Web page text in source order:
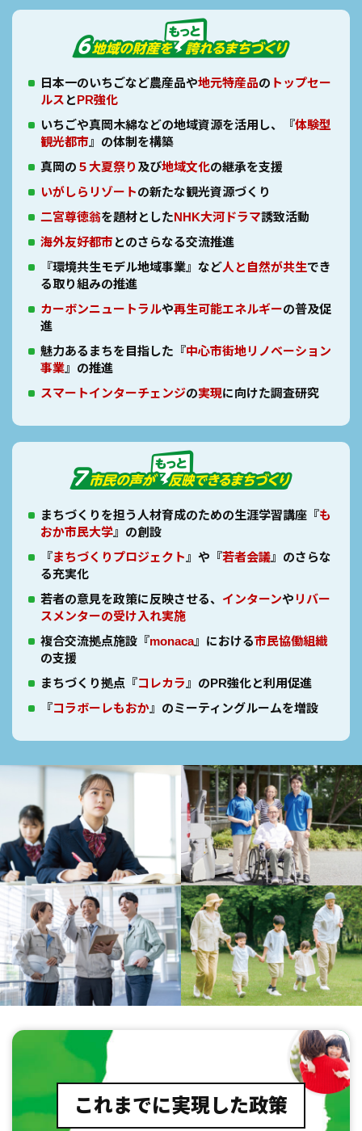
日本一のいちごなど農産品や地元特産品の トップセー
ルス とPR強化
いちごや真岡木綿などの地域資源を活用し、『体験型
観光都市 』の体制を構築
真岡の ５大夏祭り 及び地域文化の継承を支援
いがしらリゾートの新たな観光資源づくり
二宮尊徳翁を題材としたNHK大河ドラマ誘致活動
海外友好都市 とのさらなる交流推進
『環境共生モデル地域事業』など人と自然が共生でき
る取り組みの推進
カーボンニュートラルや再生可能エネルギーの普及促
進
魅力あるまちを目指した『中心市街地リノベーション
事業』の推進
スマートインターチェンジの実現に向けた調査研究
まちづくりを担う人材育成のための生涯学習講座 『も
おか市民大学』の創設
『まちづくりプロジェクト 』や『若者会議』のさらな
る充実化
若者の意見を政策に反映させる、 インターンや リバー
スメンターの受け入れ実施
複合交流拠点施設『monaca』における市民協働組織
の支援
まちづくり拠点『コレカラ 』のPR強化と利用促進
『コラボーレもおか』のミーティングルームを増設
これまでに実現した政策